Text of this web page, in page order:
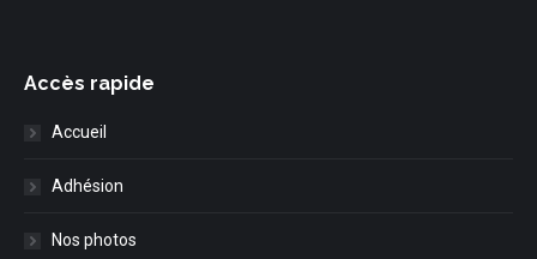
Accès rapide
Accueil
Adhésion
Nos photos